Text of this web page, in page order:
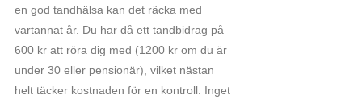
en god tandhälsa kan det räcka med
vartannat år. Du har då ett tandbidrag på
600 kr att röra dig med (1200 kr om du är
under 30 eller pensionär), vilket nästan
helt täcker kostnaden för en kontroll. Inget